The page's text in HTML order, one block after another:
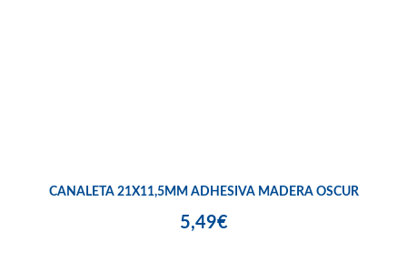
CANALETA 21X11,5MM ADHESIVA MADERA OSCUR
5,49€